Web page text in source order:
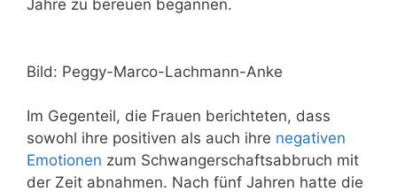
Jahre zu bereuen begannen.
Bild: Peggy-Marco-Lachmann-Anke
Im Gegenteil, die Frauen berichteten, dass
sowohl ihre positiven als auch ihre negativen
Emotionen zum Schwangerschaftsabbruch mit
der Zeit abnahmen. Nach fünf Jahren hatte die